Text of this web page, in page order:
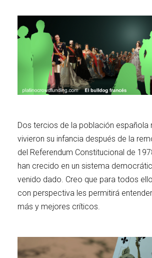
Dos tercios de la población española
vivieron su infancia después de la
del Referendum Constitucional de
han crecido en un sistema
venido dado. Creo que para todos
con perspectiva les permitirá
más y mejores críticos.